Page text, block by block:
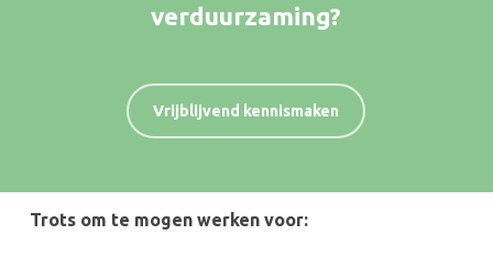
verduurzaming?
Vrijblijvend kennismaken
Trots om te mogen werken voor: